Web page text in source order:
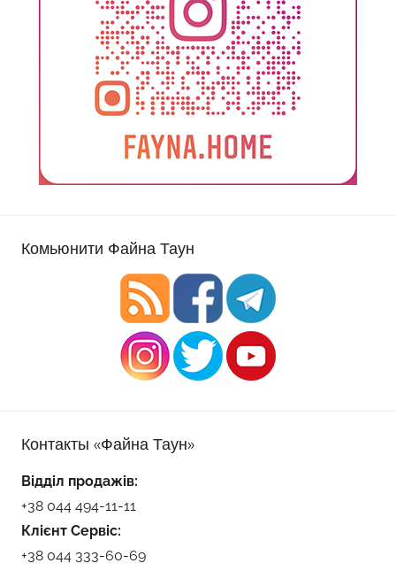
Комьюнити Файна Таун
Контакты «Файна Таун»
Відділ продажів:
+38 044 494-11-11
Клієнт Сервіс:
+38 044 333-60-69